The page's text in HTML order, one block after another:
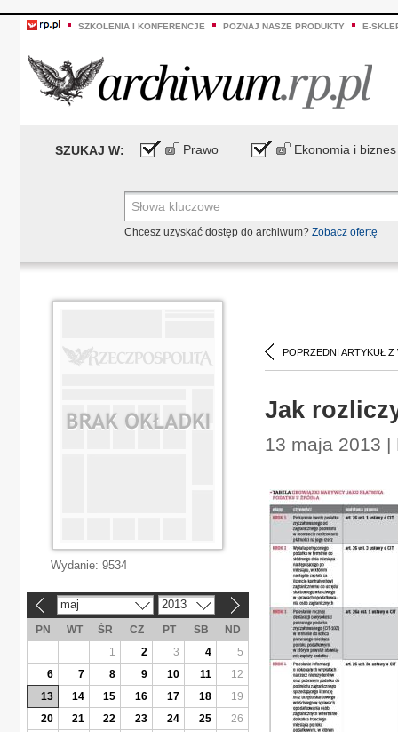
SZKOLENIA I KONFERENCJE POZNAJ NASZE PRODUKTY E-
SZUKAJ W: Prawo Ekonomia i biznes
Chcesz uzyskać dostęp do archiwum? Zobacz ofertę
POPRZEDNI ARTYKUŁ Z
Jak
13 maja 2013 |
Wydanie: 9534
maj 2013
PN WT ŚR CZ PT SB
ND
1
2 3 4
5
6
7 8 9 10 11
12
13
14 15 16 17 18
19
20
21 22 23 24 25
26